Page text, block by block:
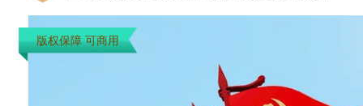
版权保障 可商用